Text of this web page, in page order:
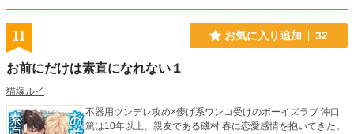
11 お気に入り追加 32
お前にだけは素直になれない１
猫塚ルイ
不器用ツンデレ攻め×儚げ系ワンコ受けのボーイズラブ 沖口
篤は10年以上、親友である磯村 春に恋愛感情を抱いてきた。